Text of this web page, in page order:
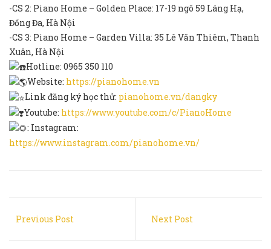
-CS 2: Piano Home – Golden Place: 17-19 ngõ 59 Láng Hạ,
Đống Đa, Hà Nội
-CS 3: Piano Home – Garden Villa: 35 Lê Văn Thiêm, Thanh
Xuân, Hà Nội
Hotline: 0965 350 110
Website: https://pianohome.vn
Link đăng ký học thử: pianohome.vn/dangky
Youtube: https://www.youtube.com/c/PianoHome
: Instagram:
https://www.instagram.com/pianohome.vn/
Previous Post Next Post